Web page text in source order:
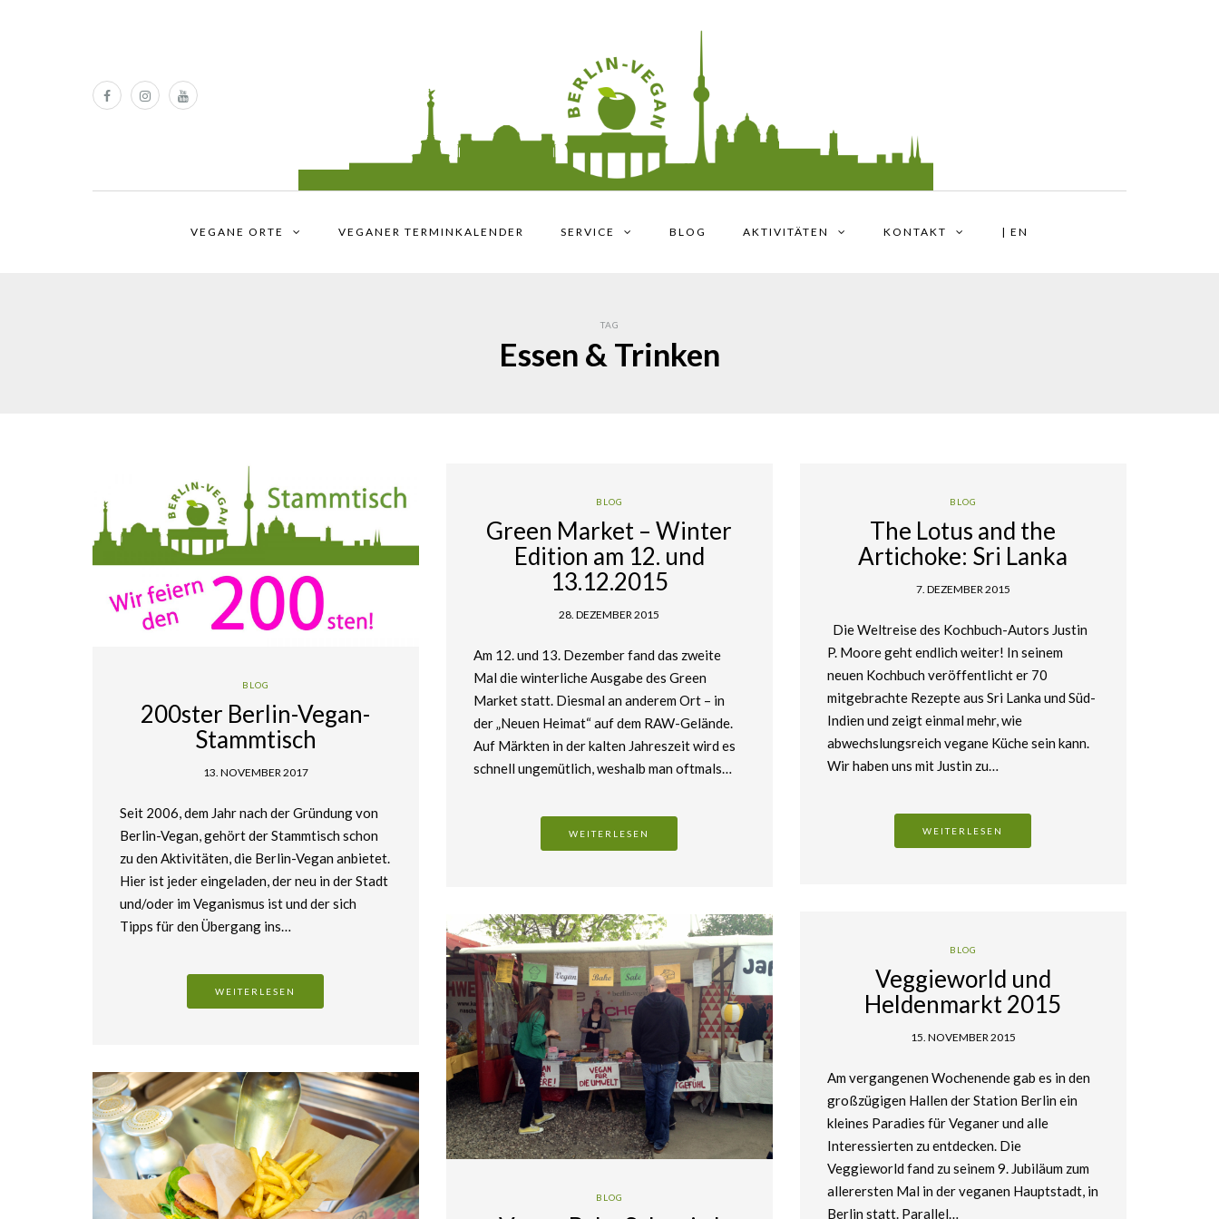
VEGANE ORTE VEGANER TERMINKALENDER SERVICE BLOG AKTIVITÄTEN KONTAKT | EN
TAG
Essen & Trinken
BLOG
200ster Berlin-Vegan-
Stammtisch
13. NOVEMBER 2017
Seit 2006, dem Jahr nach der Gründung von
Berlin-Vegan, gehört der Stammtisch schon
zu den Aktivitäten, die Berlin-Vegan anbietet.
Hier ist jeder eingeladen, der neu in der Stadt
und/oder im Veganismus ist und der sich
Tipps für den Übergang ins…
WEITERLESEN
BLOG
Green Market – Winter
Edition am 12. und
13.12.2015
28. DEZEMBER 2015
Am 12. und 13. Dezember fand das zweite
Mal die winterliche Ausgabe des Green
Market statt. Diesmal an anderem Ort – in
der „Neuen Heimat“ auf dem RAW-Gelände.
Auf Märkten in der kalten Jahreszeit wird es
schnell ungemütlich, weshalb man oftmals…
WEITERLESEN
BLOG
The Lotus and the
Artichoke: Sri Lanka
7. DEZEMBER 2015
Die Weltreise des Kochbuch-Autors Justin
P. Moore geht endlich weiter! In seinem
neuen Kochbuch veröffentlicht er 70
mitgebrachte Rezepte aus Sri Lanka und Süd-
Indien und zeigt einmal mehr, wie
abwechslungsreich vegane Küche sein kann.
Wir haben uns mit Justin zu…
WEITERLESEN
BLOG
Veggieworld und
Heldenmarkt 2015
15. NOVEMBER 2015
Am vergangenen Wochenende gab es in den
großzügigen Hallen der Station Berlin ein
kleines Paradies für Veganer und alle
Interessierten zu entdecken. Die
Veggieworld fand zu seinem 9. Jubiläum zum
allerersten Mal in der veganen Hauptstadt, in
Berlin statt. Parallel…
BLOG